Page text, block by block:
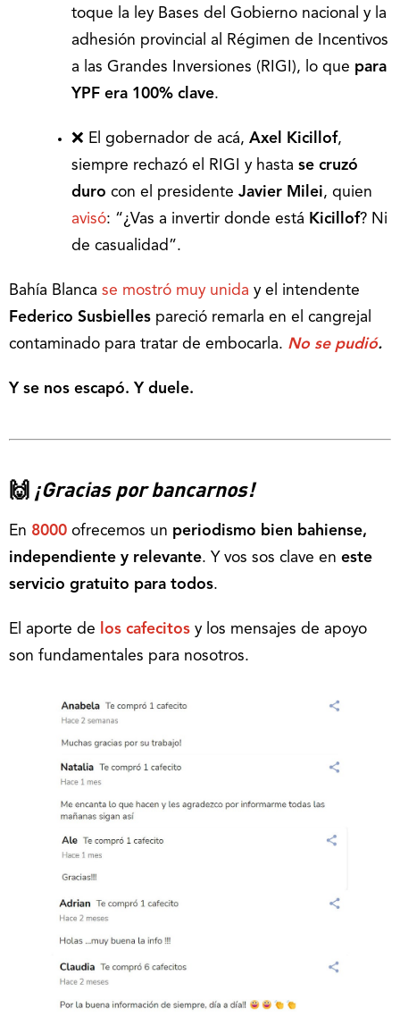
toque la ley Bases del Gobierno nacional y la
adhesión provincial al Régimen de Incentivos
a las Grandes Inversiones (RIGI), lo que para
YPF era 100% clave.
❌ El gobernador de acá, Axel Kicillof,
siempre rechazó el RIGI y hasta se cruzó
duro con el presidente Javier Milei, quien
avisó: “¿Vas a invertir donde está Kicillof? Ni
de casualidad”.
Bahía Blanca se mostró muy unida y el intendente
Federico Susbielles pareció remarla en el cangrejal
contaminado para tratar de embocarla. No se pudió.
Y se nos escapó. Y duele.
🙌 ¡Gracias por bancarnos!
En 8000 ofrecemos un periodismo bien bahiense,
independiente y relevante. Y vos sos clave en este
servicio gratuito para todos.
El aporte de los cafecitos y los mensajes de apoyo
son fundamentales para nosotros.